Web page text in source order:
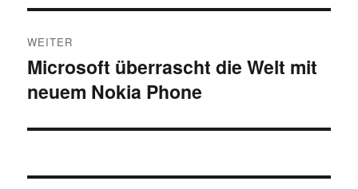
WEITER
Nächster
Beitrag:
Microsoft überrascht die Welt mit
neuem Nokia Phone